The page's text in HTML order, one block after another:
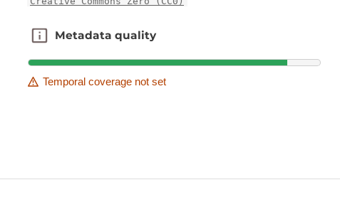
Metadata quality
Metadata quality
Temporal coverage not set